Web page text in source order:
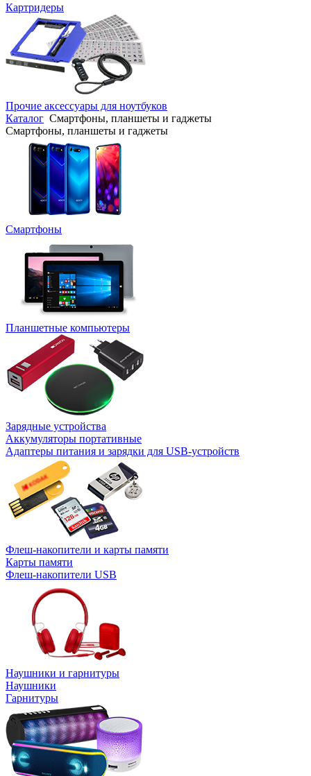
Картридеры
Прочие аксессуары для ноутбуков
Каталог Смартфоны, планшеты и гаджеты
Смартфоны, планшеты и гаджеты
Смартфоны
Планшетные компьютеры
Зарядные устройства
Аккумуляторы портативные
Адаптеры питания и зарядки для USB-устройств
Флеш-накопители и карты памяти
Карты памяти
Флеш-накопители USB
Наушники и гарнитуры
Наушники
Гарнитуры